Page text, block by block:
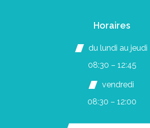
Horaires
du lundi au jeudi
08:30 – 12:45
vendredi
08:30 – 12:00